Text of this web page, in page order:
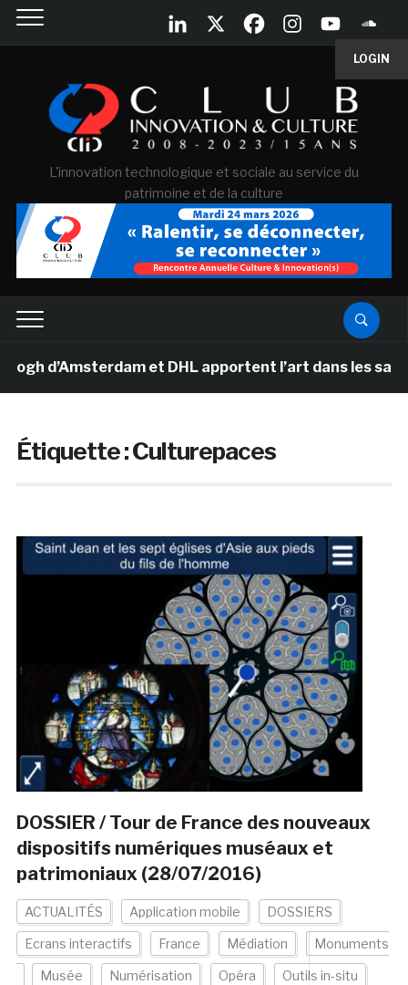
LOGIN
L'innovation technologique et sociale au service du
patrimoine et de la culture
d’Amsterdam et DHL apportent l’art dans les salles
Étiquette :Culturepaces
DOSSIER / Tour de France des nouveaux
dispositifs numériques muséaux et
patrimoniaux (28/07/2016)
ACTUALITÉS Application mobile DOSSIERS
Ecrans interactifs France Médiation Monuments
Musée Numérisation Opéra Outils in-situ